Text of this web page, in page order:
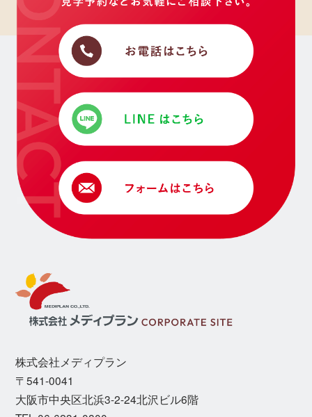
株式会社メディプラン
〒541-0041
⼤阪市中央区北浜3-2-24北沢ビル6階